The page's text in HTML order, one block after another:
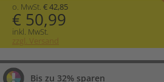
o. MwSt. € 42,85
€ 50,99
inkl. MwSt.
zzgl. Versand
Bis zu 32% sparen